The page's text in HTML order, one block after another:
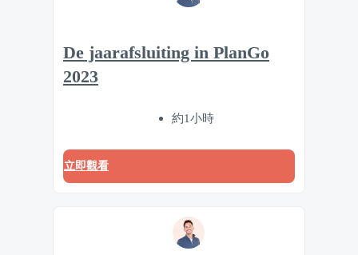
De jaarafsluiting in PlanGo
2023
約1小時
立即觀看